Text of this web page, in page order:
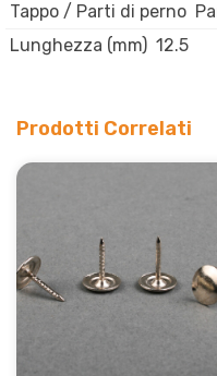
Tappo / Parti di perno
Lunghezza (mm) 12.5
Prodotti Correlati